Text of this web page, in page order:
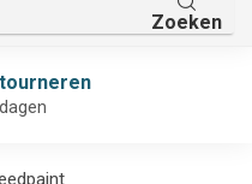
Zoeken